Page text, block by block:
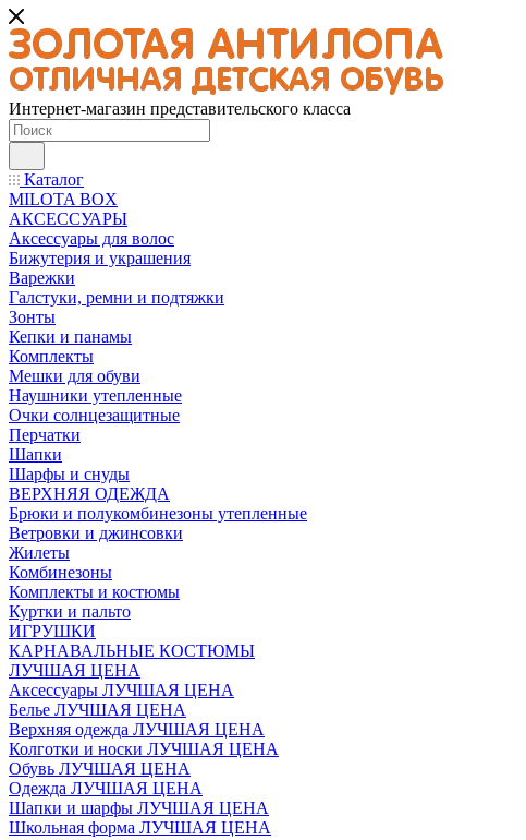
Интернет-магазин представительского класса
Каталог
MILOTA BOX
АКСЕССУАРЫ
Аксессуары для волос
Бижутерия и украшения
Варежки
Галстуки, ремни и подтяжки
Зонты
Кепки и панамы
Комплекты
Мешки для обуви
Наушники утепленные
Очки солнцезащитные
Перчатки
Шапки
Шарфы и снуды
ВЕРХНЯЯ ОДЕЖДА
Брюки и полукомбинезоны утепленные
Ветровки и джинсовки
Жилеты
Комбинезоны
Комплекты и костюмы
Куртки и пальто
ИГРУШКИ
КАРНАВАЛЬНЫЕ КОСТЮМЫ
ЛУЧШАЯ ЦЕНА
Аксессуары ЛУЧШАЯ ЦЕНА
Белье ЛУЧШАЯ ЦЕНА
Верхняя одежда ЛУЧШАЯ ЦЕНА
Колготки и носки ЛУЧШАЯ ЦЕНА
Обувь ЛУЧШАЯ ЦЕНА
Одежда ЛУЧШАЯ ЦЕНА
Шапки и шарфы ЛУЧШАЯ ЦЕНА
Школьная форма ЛУЧШАЯ ЦЕНА